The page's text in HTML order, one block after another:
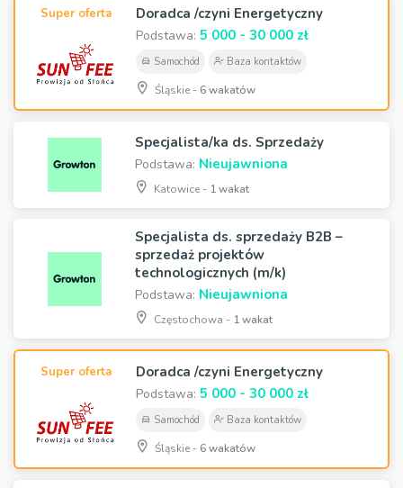
Super oferta Doradca /czyni Energetyczny
Podstawa: 5 000 - 30 000 zł
Samochód Baza kontaktów
Śląskie - 6 wakatów
Specjalista/ka ds. Sprzedaży
Podstawa: Nieujawniona
Katowice - 1 wakat
Specjalista ds. sprzedaży B2B –
sprzedaż projektów
technologicznych (m/k)
Podstawa: Nieujawniona
Częstochowa - 1 wakat
Super oferta Doradca /czyni Energetyczny
Podstawa: 5 000 - 30 000 zł
Samochód Baza kontaktów
Śląskie - 6 wakatów